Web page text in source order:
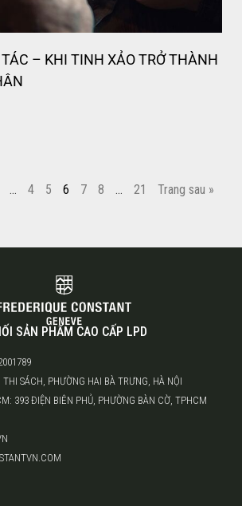
– KHI TINH XẢO TRỞ THÀNH
… 4 5 6 7 8 … 21 Trang sau »
SẢN PHẨM CAO CẤP LPD
THI SÁCH, PHƯỜNG HAI BÀ TRƯNG, HÀ NỘI
393 ĐIỆN BIÊN PHỦ, PHƯỜNG BÀN CỜ, TPHCM